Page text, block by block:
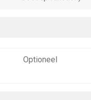
Optioneel